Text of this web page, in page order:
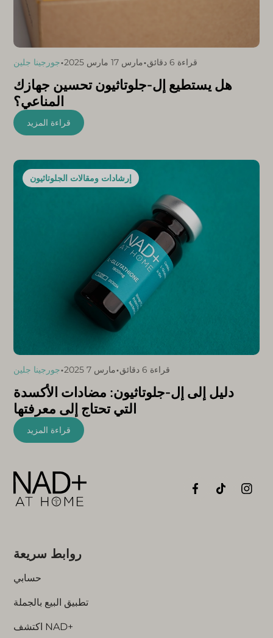
جورجينا جلين• مارس 17 مارس 2025• قراءة 6 دقائق
هل يستطيع إل-جلوتاثيون تحسين جهازك
المناعي؟
قراءة المزيد
إرشادات ومقالات الجلوتاثيون
جورجينا جلين• مارس 7 2025• قراءة 6 دقائق
دليل إلى إل-جلوتاثيون: مضادات الأكسدة
التي تحتاج إلى معرفتها
قراءة المزيد
روابط سريعة
حسابي
تطبيق البيع بالجملة
اكتشف NAD+